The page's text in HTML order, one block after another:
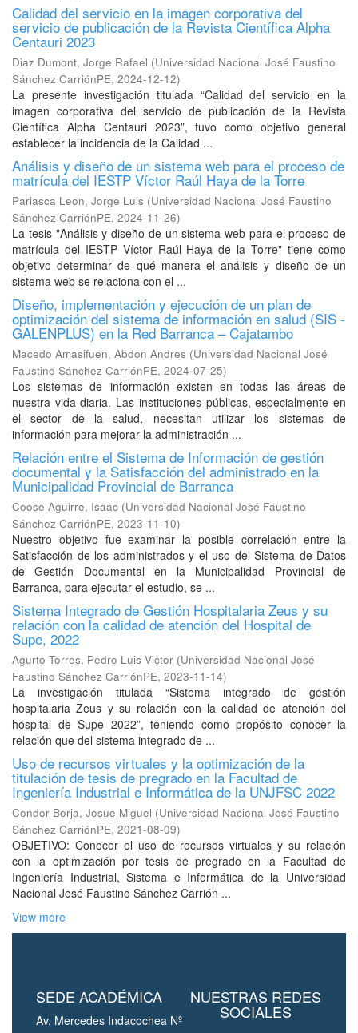
Calidad del servicio en la imagen corporativa del
servicio de publicación de la Revista Científica Alpha
Centauri 2023
Diaz Dumont, Jorge Rafael (Universidad Nacional José Faustino
Sánchez CarriónPE, 2024-12-12)
La presente investigación titulada “Calidad del servicio en la
imagen corporativa del servicio de publicación de la Revista
Científica Alpha Centauri 2023”, tuvo como objetivo general
establecer la incidencia de la Calidad ...
Análisis y diseño de un sistema web para el proceso de
matrícula del IESTP Víctor Raúl Haya de la Torre
Pariasca Leon, Jorge Luis (Universidad Nacional José Faustino
Sánchez CarriónPE, 2024-11-26)
La tesis "Análisis y diseño de un sistema web para el proceso de
matrícula del IESTP Víctor Raúl Haya de la Torre" tiene como
objetivo determinar de qué manera el análisis y diseño de un
sistema web se relaciona con el ...
Diseño, implementación y ejecución de un plan de
optimización del sistema de información en salud (SIS -
GALENPLUS) en la Red Barranca – Cajatambo
Macedo Amasifuen, Abdon Andres (Universidad Nacional José
Faustino Sánchez CarriónPE, 2024-07-25)
Los sistemas de información existen en todas las áreas de
nuestra vida diaria. Las instituciones públicas, especialmente en
el sector de la salud, necesitan utilizar los sistemas de
información para mejorar la administración ...
Relación entre el Sistema de Información de gestión
documental y la Satisfacción del administrado en la
Municipalidad Provincial de Barranca
Coose Aguirre, Isaac (Universidad Nacional José Faustino
Sánchez CarriónPE, 2023-11-10)
Nuestro objetivo fue examinar la posible correlación entre la
Satisfacción de los administrados y el uso del Sistema de Datos
de Gestión Documental en la Municipalidad Provincial de
Barranca, para ejecutar el estudio, se ...
Sistema Integrado de Gestión Hospitalaria Zeus y su
relación con la calidad de atención del Hospital de
Supe, 2022
Agurto Torres, Pedro Luis Victor (Universidad Nacional José
Faustino Sánchez CarriónPE, 2023-11-14)
La investigación titulada “Sistema integrado de gestión
hospitalaria Zeus y su relación con la calidad de atención del
hospital de Supe 2022”, teniendo como propósito conocer la
relación que del sistema integrado de ...
Uso de recursos virtuales y la optimización de la
titulación de tesis de pregrado en la Facultad de
Ingeniería Industrial e Informática de la UNJFSC 2022
Condor Borja, Josue Miguel (Universidad Nacional José Faustino
Sánchez CarriónPE, 2021-08-09)
OBJETIVO: Conocer el uso de recursos virtuales y su relación
con la optimización por tesis de pregrado en la Facultad de
Ingeniería Industrial, Sistema e Informática de la Universidad
Nacional José Faustino Sánchez Carrión ...
View more
SEDE ACADÉMICA
Av. Mercedes Indacochea Nº
NUESTRAS REDES
SOCIALES